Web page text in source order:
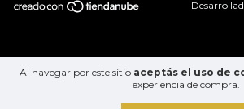
Al navegar por este sitio aceptás el uso de
experiencia de compra.